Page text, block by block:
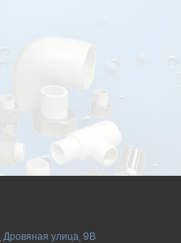
Дровяная улица, 9В